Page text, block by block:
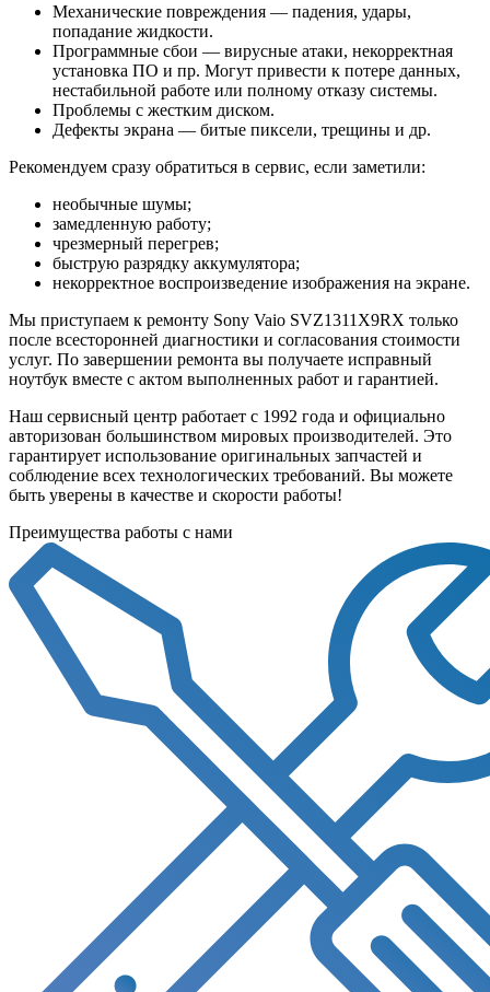
Механические повреждения — падения, удары,
попадание жидкости.
Программные сбои — вирусные атаки, некорректная
установка ПО и пр. Могут привести к потере данных,
нестабильной работе или полному отказу системы.
Проблемы с жестким диском.
Дефекты экрана — битые пиксели, трещины и др.
Рекомендуем сразу обратиться в сервис, если заметили:
необычные шумы;
замедленную работу;
чрезмерный перегрев;
быструю разрядку аккумулятора;
некорректное воспроизведение изображения на экране.
Мы приступаем к ремонту Sony Vaio SVZ1311X9RX только
после всесторонней диагностики и согласования стоимости
услуг. По завершении ремонта вы получаете исправный
ноутбук вместе с актом выполненных работ и гарантией.
Наш сервисный центр работает с 1992 года и официально
авторизован большинством мировых производителей. Это
гарантирует использование оригинальных запчастей и
соблюдение всех технологических требований. Вы можете
быть уверены в качестве и скорости работы!
Преимущества работы с нами